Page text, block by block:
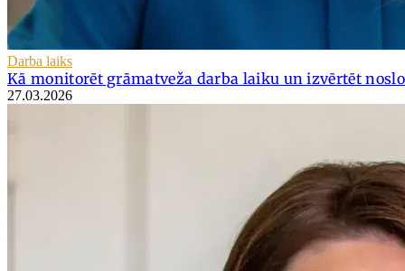
Darba laiks
Kā monitorēt grāmatveža darba laiku un izvērtēt
27.03.2026